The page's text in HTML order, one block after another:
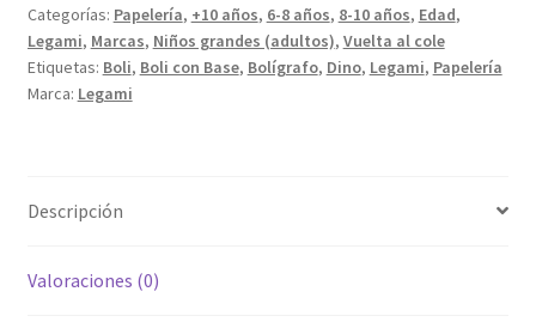
Categorías: Papelería, +10 años, 6-8 años, 8-10 años, Edad,
Legami, Marcas, Niños grandes (adultos), Vuelta al cole
Etiquetas: Boli, Boli con Base, Bolígrafo, Dino, Legami, Papelería
Marca: Legami
Descripción
Valoraciones (0)